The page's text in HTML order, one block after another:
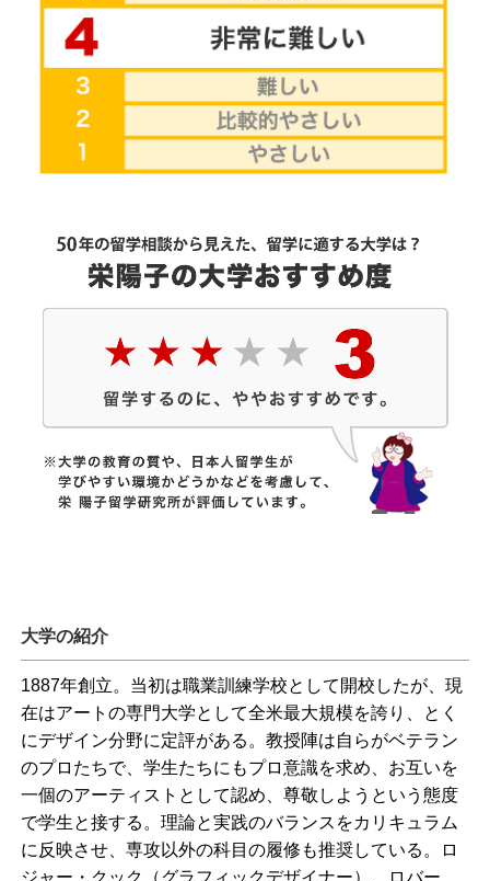
大学の紹介
1887年創立。当初は職業訓練学校として開校したが、現
在はアートの専門大学として全米最大規模を誇り、とく
にデザイン分野に定評がある。教授陣は自らがベテラン
のプロたちで、学生たちにもプロ意識を求め、お互いを
一個のアーティストとして認め、尊敬しようという態度
で学生と接する。理論と実践のバランスをカリキュラム
に反映させ、専攻以外の科目の履修も推奨している。ロ